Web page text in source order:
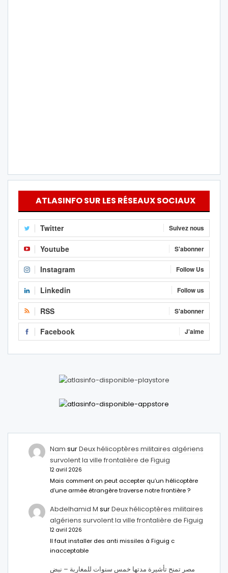
ATLASINFO SUR LES RÉSEAUX SOCIAUX
Twitter Suivez nous
Youtube S'abonner
Instagram Follow Us
Linkedin Follow us
RSS S'abonner
Facebook J'aime
Nam surDeux hélicoptères militaires algériens
survolent la ville frontalière de Figuig
12 avril 2026
Mais comment on peut accepter qu’un hélicoptère
d’une armée étrangère traverse notre frontière ?
Abdelhamid M surDeux hélicoptères militaires
algériens survolent la ville frontalière de Figuig
12 avril 2026
Il faut installer des anti missiles à Figuig c
inacceptable
مصر تمنح تأشيرة مدتها خمس سنوات للمغاربة – نبض